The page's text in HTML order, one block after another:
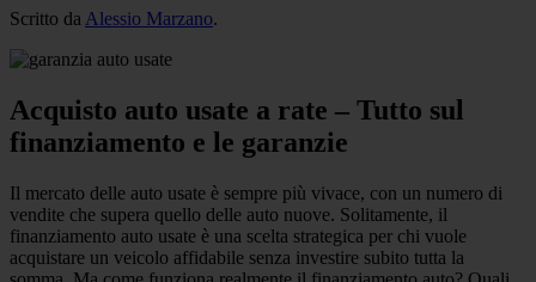
Scritto da Alessio Marzano.
Acquisto auto usate a rate – Tutto sul
finanziamento e le garanzie
Il mercato delle auto usate è sempre più vivace, con un numero di
vendite che supera quello delle auto nuove. Solitamente, il
finanziamento auto usate è una scelta strategica per chi vuole
acquistare un veicolo affidabile senza investire subito tutta la